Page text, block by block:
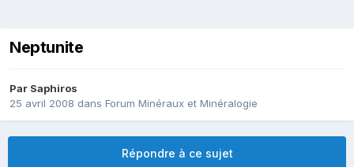
Neptunite
Par Saphiros
25 avril 2008 dans Forum Minéraux et Minéralogie
Répondre à ce sujet